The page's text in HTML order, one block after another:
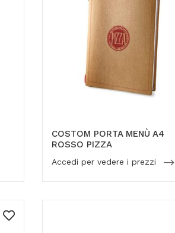
COSTOM PORTA MENÙ A4
ROSSO PIZZA
Accedi per vedere i prezzi